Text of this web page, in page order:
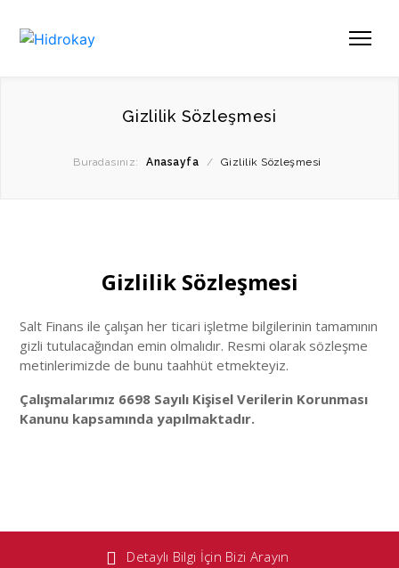
Gizlilik Sözleşmesi
Buradasınız: Anasayfa / Gizlilik Sözleşmesi
Gizlilik Sözleşmesi
Salt Finans ile çalışan her ticari işletme bilgilerinin tamamının
gizli tutulacağından emin olmalıdır. Resmi olarak sözleşme
metinlerimizde de bunu taahhüt etmekteyiz.
Çalışmalarımız 6698 Sayılı Kişisel Verilerin Korunması
Kanunu kapsamında yapılmaktadır.
Detaylı Bilgi İçin Bizi Arayın